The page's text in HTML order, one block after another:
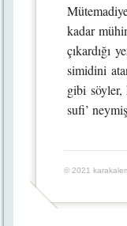
kadar
çıkardığı
simidini
gibi söyler,
sufi’
© 2021